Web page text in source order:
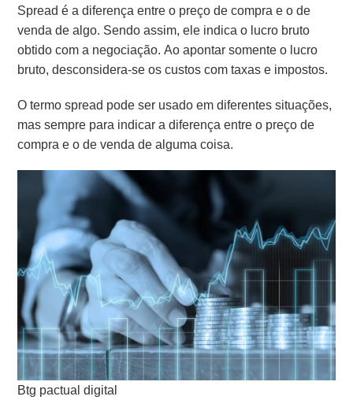
Spread é a diferença entre o preço de compra e o de
venda de algo. Sendo assim, ele indica o lucro bruto
obtido com a negociação. Ao apontar somente o lucro
bruto, desconsidera-se os custos com taxas e impostos.
O termo spread pode ser usado em diferentes situações,
mas sempre para indicar a diferença entre o preço de
compra e o de venda de alguma coisa.
Btg pactual digital